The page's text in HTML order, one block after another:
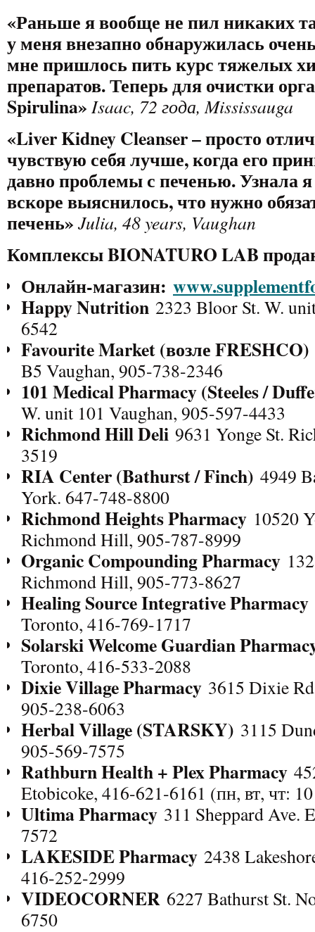
«Раньше я вообще не пил никаких
у меня внезапно обнаружилась
мне пришлось пить курс тяжелых
препаратов. Теперь для очистки
Spirulina» Isaac, 72 года, Mississauga
«Liver Kidney Cleanser – просто
чувствую себя лучше, когда его
давно проблемы с печенью. Узнала
вскоре выяснилось, что нужно
печень» Julia, 48 years, Vaughan
Комплексы BIONATURO LAB
Онлайн-магазин:
Happy Nutrition 2323 Bloor St. W.
6542
Favourite Market (возле FRESHCO)
B5 Vaughan, 905-738-2346
101 Medical Pharmacy (Steeles /
W. unit 101 Vaughan, 905-597-4433
Richmond Hill Deli 9631 Yonge St.
3519
RIA Center (Bathurst / Finch) 4949
York. 647-748-8800
Richmond Heights Pharmacy 10520
Richmond Hill, 905-787-8999
Organic Compounding Pharmacy
Richmond Hill, 905-773-8627
Healing Source Integrative Pharmacy
Toronto, 416-769-1717
Solarski Welcome Guardian
Toronto, 416-533-2088
Dixie Village Pharmacy 3615 Dixie
905-238-6063
Herbal Village (STARSKY) 3115
905-569-7575
Rathburn Health + Plex Pharmacy
Etobicoke, 416-621-6161 (пн, вт, чт:
Ultima Pharmacy 311 Sheppard Ave.
7572
LAKESIDE Pharmacy 2438
416-252-2999
VIDEOCORNER 6227 Bathurst St.
6750